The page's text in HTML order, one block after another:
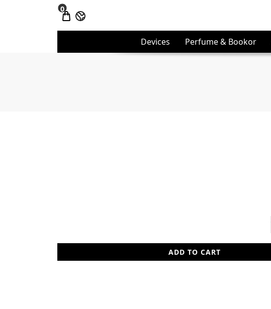
0
Perfume & Bookor
Devices
ADD TO CART